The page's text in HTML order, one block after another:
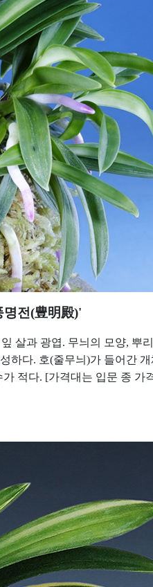
명전(豊明殿)'
살과 광엽. 무늬의 모양, 뿌
하다. 호(줄무늬 )가 들어간 개
가 적다. [가격대는 입문 종 가